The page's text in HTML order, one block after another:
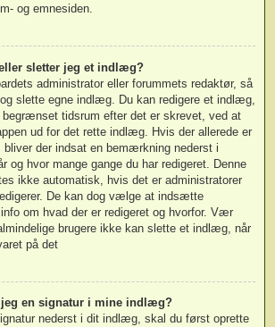
og emnesiden.
sletter jeg et indlæg?
administrator eller forummets redaktør, så
slette egne indlæg. Du kan redigere et indlæg,
begrænset tidsrum efter det er skrevet, ved at
ud for det rette indlæg. Hvis der allerede er
der indsat en bemærkning nederst i
og hvor mange gange du har redigeret. Denne
ikke automatisk, hvis det er administratorer
De kan dog vælge at indsætte
om hvad der er redigeret og hvorfor. Vær
brugere ikke kan slette et indlæg, når
på det
en signatur i mine indlæg?
nederst i dit indlæg, skal du først oprette